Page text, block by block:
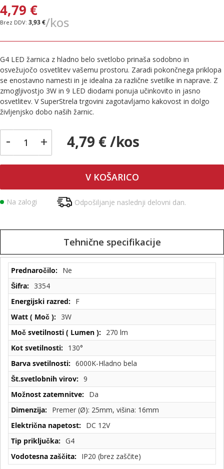
4,79 €
3,93 €/kos
G4 LED žarnica z hladno belo svetlobo prinaša sodobno in
osvežujočo osvetlitev vašemu prostoru. Zaradi pokončnega priklopa
se enostavno namesti in je idealna za različne svetilke in naprave. Z
zmogljivostjo 3W in 9 LED diodami ponuja učinkovito in jasno
osvetlitev. V SuperStrela trgovini zagotavljamo kakovost in dolgo
življenjsko dobo naših žarnic.
- + 4,79 € /kos
V KOŠARICO
Na zalogi Odpošiljanje naslednji delovni dan.
Tehnične specifikacije
Tehnične
specifikacije
Ne
3354
F
3W
270 lm
130°
6000K-Hladno bela
9
Da
Premer (Ø): 25mm, višina: 16mm
DC 12V
G4
IP20 (brez zaščite)